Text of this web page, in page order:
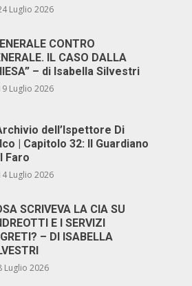
Luglio 2026
CONTRO
IL CASO DALLA
– di Isabella Silvestri
Luglio 2026
dell’Ispettore Di
| Capitolo 32: Il Guardiano
Faro
Luglio 2026
SCRIVEVA LA CIA SU
E I SERVIZI
– DI ISABELLA
Luglio 2026